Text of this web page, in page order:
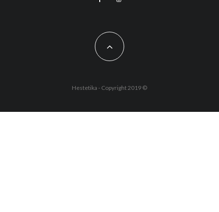
Hestetika - Copyright 2019 ©